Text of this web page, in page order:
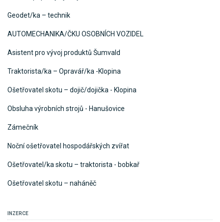
Geodet/ka – technik
AUTOMECHANIKA/ČKU OSOBNÍCH VOZIDEL
Asistent pro vývoj produktů Šumvald
Traktorista/ka – Opravář/ka -Klopina
Ošetřovatel skotu – dojič/dojička - Klopina
Obsluha výrobních strojů - Hanušovice
Zámečník
Noční ošetřovatel hospodářských zvířat
Ošetřovatel/ka skotu – traktorista - bobkař
Ošetřovatel skotu – naháněč
INZERCE